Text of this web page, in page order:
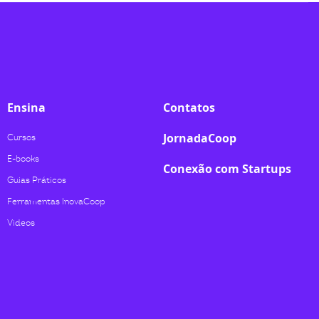
Ensina
Cursos
E-books
Guias Práticos
Ferramentas InovaCoop
Videos
Contatos
JornadaCoop
Conexão com Startups